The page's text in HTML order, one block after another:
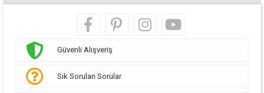
Güvenli Alışveriş
Sık Sorulan Sorular